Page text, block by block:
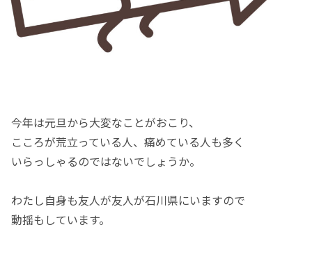
今年は元旦から大変なことがおこり、
こころが荒立っている人、痛めている人も多く
いらっしゃるのではないでしょうか。
わたし自身も友人が友人が石川県にいますので
動揺もしています。